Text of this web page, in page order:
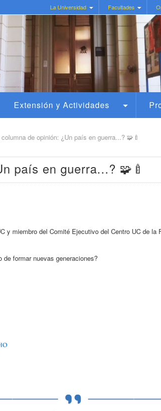
La Universidad Facultades
Extensión y Actividades
de opinión: ¿Un país en guerra...? 🧩🍼
país en guerra...? 🧩🍼
y miembro del Comité Ejecutivo del Centro UC de
de formar nuevas generaciones?